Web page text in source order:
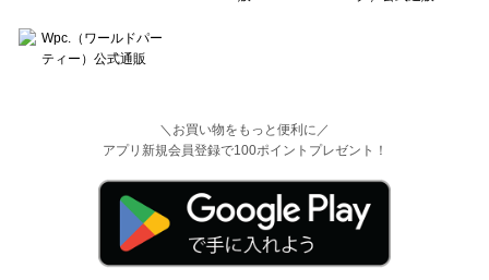
＼お買い物をもっと便利に／
アプリ新規会員登録で100ポイントプレゼント！